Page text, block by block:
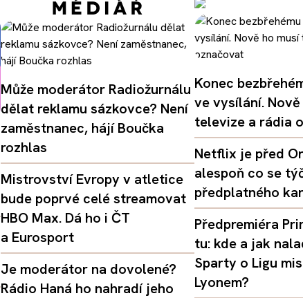
Může moderátor Radiožurnálu
dělat reklamu sázkovce? Není
zaměstnanec, hájí Boučka
rozhlas
Mistrovství Evropy v atletice
bude poprvé celé streamovat
HBO Max. Dá ho i ČT
a Eurosport
Je moderátor na dovolené?
Rádio Haná ho nahradí jeho
Konec
ve vysílání.
televize a rádia
Netflix je před
alespoň co se
předplatného
Předpremiéra
tu: kde a jak
Sparty o Ligu
Lyonem?